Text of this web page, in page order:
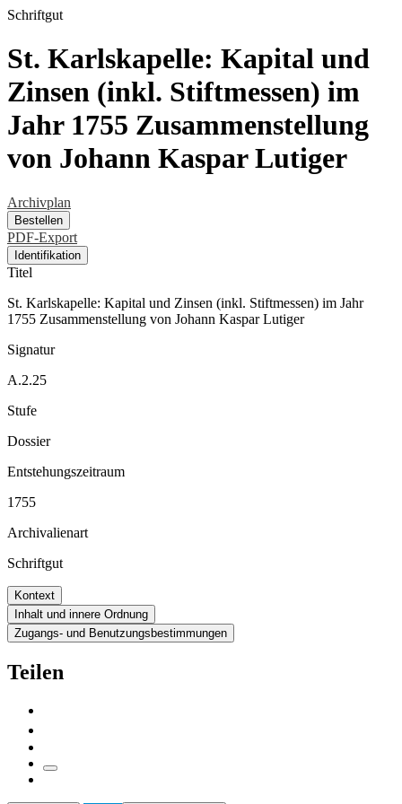
Schriftgut
St. Karlskapelle: Kapital und
Zinsen (inkl. Stiftmessen) im
Jahr 1755 Zusammenstellung
von Johann Kaspar Lutiger
Archivplan
Bestellen
PDF-Export
Identifikation
Titel
St. Karlskapelle: Kapital und Zinsen (inkl. Stiftmessen) im Jahr
1755 Zusammenstellung von Johann Kaspar Lutiger
Signatur
A.2.25
Stufe
Dossier
Entstehungszeitraum
1755
Archivalienart
Schriftgut
Kontext
Inhalt und innere Ordnung
Zugangs- und Benutzungsbestimmungen
Teilen